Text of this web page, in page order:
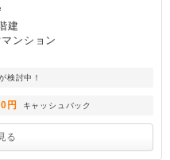
建
ンション
検討中！
円 キャッシュバック
る